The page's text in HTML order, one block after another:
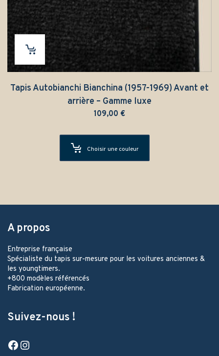
Tapis Autobianchi Bianchina (1957-1969) Avant et
arrière – Gamme luxe
109,00 €
Choisir une couleur
A propos
Entreprise française
Spécialiste du tapis sur-mesure pour les voitures anciennes &
les youngtimers.
+800 modèles référencés
Fabrication européenne.
Suivez-nous !
Facebook